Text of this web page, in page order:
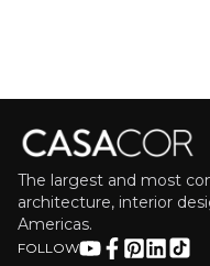
The largest and most
architecture, interior
Americas.
FOLLOW